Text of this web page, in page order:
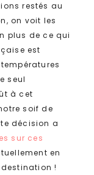
restés au
on voit les
plus de ce qui
est
seul
à cet
soif de
décision a
sur ces
en
!